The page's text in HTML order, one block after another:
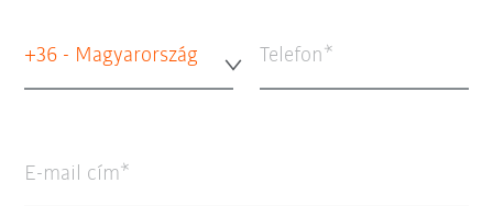
+36 - Magyarország Telefon
E-mail cím